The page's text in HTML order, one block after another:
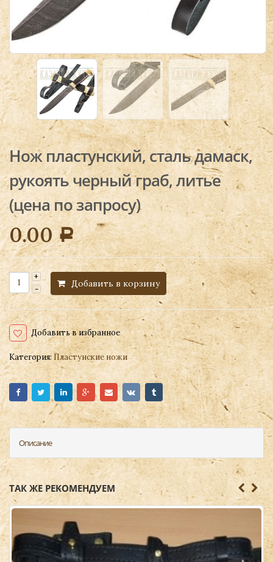
Нож пластунский, сталь дамаск,
рукоять черный граб, литье
(цена по запросу)
0.00Р
Добавить в корзину
Добавить в избранное
Категория: Пластунские ножи
Описание
ТАК ЖЕ РЕКОМЕНДУЕМ